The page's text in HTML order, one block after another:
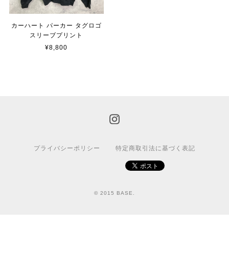
カーハート パーカー タグロゴ
スリーブプリント
¥8,800
プライバシーポリシー 特定商取引法に基づく表記
© 2015 BASE.